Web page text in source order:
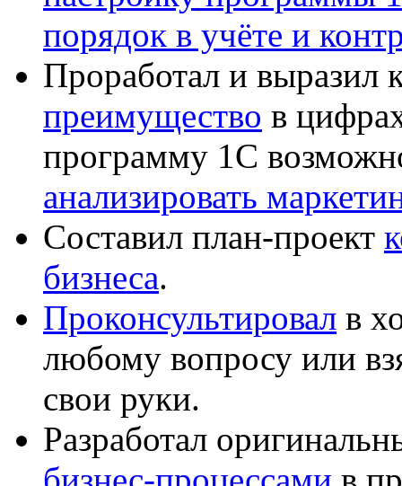
порядок в учёте и
Проработал и выразил
преимущество в
программу 1С
анализировать
Составил план-проект
бизнеса.
Проконсультировал в
любому вопросу или
свои руки.
Разработал